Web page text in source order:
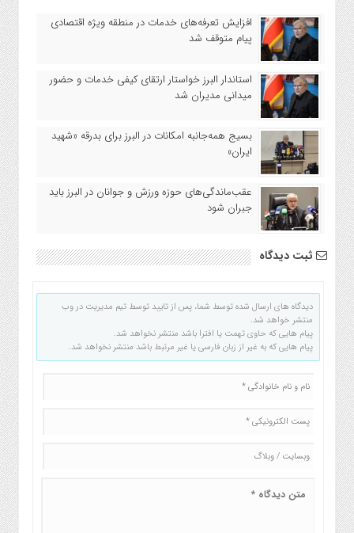
افزایش تعرفه‌های خدمات در منطقه ویژه اقتصادی
پیام متوقف شد
استاندار البرز خواستار ارتقای کیفی خدمات و حضور
میدانی مدیران شد
بسیج همه‌جانبه امکانات در البرز برای بدرقه «شهید
ایران»
عقب‌ماندگی‌های حوزه ورزش و جوانان در البرز باید
جبران شود
ثبت دیدگاه
دیدگاه های ارسال شده توسط شما، پس از تایید توسط تیم مدیریت در وب
منتشر خواهد شد.
پیام هایی که حاوی تهمت یا افترا باشد منتشر نخواهد شد.
پیام هایی که به غیر از زبان فارسی یا غیر مرتبط باشد منتشر نخواهد شد.